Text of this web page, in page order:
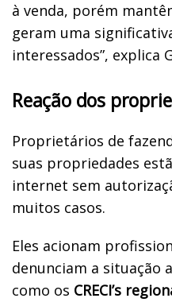
à venda, porém
geram uma
interessados”, explica
Reação dos
Proprietários de
suas propriedades
internet sem
muitos casos.
Eles acionam
denunciam a situação
como os CRECI’s